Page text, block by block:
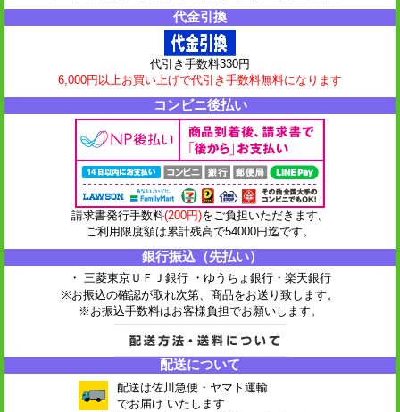
代金引換
代引き手数料330円
6,000円以上お買い上げで代引き手数料無料になります
コンビニ後払い
請求書発行手数料(200円)をご負担いただきます。
ご利用限度額は累計残高で54000円迄です。
銀行振込（先払い）
・ 三菱東京ＵＦＪ銀行 ・ゆうちょ銀行 ・楽天銀行
※お振込の確認が取れ次第、商品をお送り致します。
※お振込手数料はお客様負担でお願いします。
配送について
配送は佐川急便・ヤマト運輸
でお届け いたします